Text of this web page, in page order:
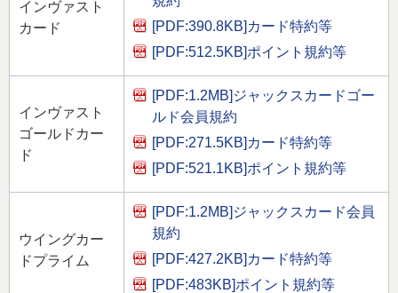
インヴァスト
カード
[PDF:390.8KB] カード特約等
[PDF:512.5KB]ポイント規約等
インヴァスト
ゴールドカー
ド
[PDF:1.2MB] ジャックスカードゴー
ルド会員規約
[PDF:271.5KB] カード特約等
[PDF:521.1KB]ポイント規約等
ウイングカー
ドプライム
[PDF:1.2MB] ジャックスカード会員
規約
[PDF:427.2KB] カード特約等
[PDF:483KB]ポイント規約等